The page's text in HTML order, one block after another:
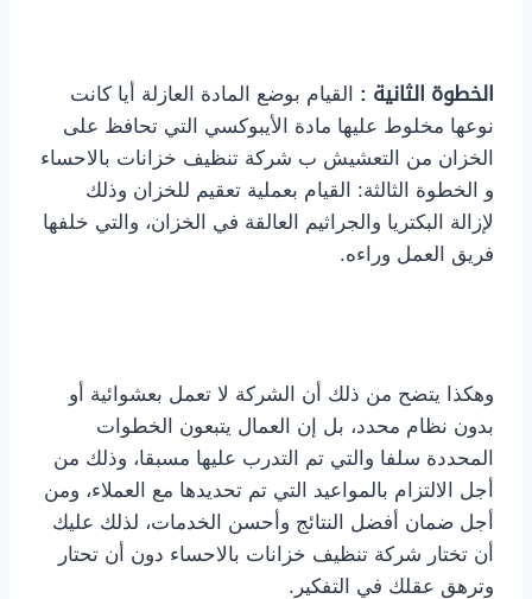
الخطوة الثانية : القيام بوضع المادة العازلة أيا كانت
نوعها مخلوط عليها مادة الأيبوكسي التي تحافظ على
الخزان من التعشيش ب شركة تنظيف خزانات بالاحساء
و الخطوة الثالثة: القيام بعملية تعقيم للخزان وذلك
لإزالة البكتريا والجراثيم العالقة في الخزان، والتي خلفها
فريق العمل وراءه.
وهكذا يتضح من ذلك أن الشركة لا تعمل بعشوائية أو
بدون نظام محدد، بل إن العمال يتبعون الخطوات
المحددة سلفا والتي تم التدرب عليها مسبقا، وذلك من
أجل الالتزام بالمواعيد التي تم تحديدها مع العملاء، ومن
أجل ضمان أفضل النتائج وأحسن الخدمات، لذلك عليك
أن تختار شركة تنظيف خزانات بالاحساء دون أن تحتار
وترهق عقلك في التفكير.